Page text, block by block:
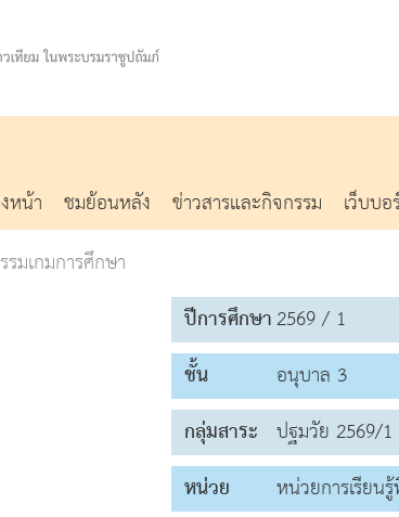
หน้า ชมย้อนหลัง ข่าวสารและกิจกรรม เว็บบ
มเกมการศึกษา
ปีการศึกษา2569 / 1
ชั้น
อนุบาล 3
กลุ่มสาระ ปฐมวัย 2569/1
หน่วย
หน่วยการเรียน